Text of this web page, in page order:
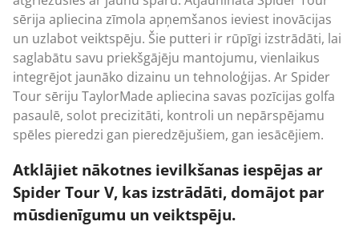
sērija apliecina zīmola apņemšanos ieviest inovācijas
un uzlabot veiktspēju. Šie putteri ir rūpīgi izstrādāti, lai
saglabātu savu priekšgājēju mantojumu, vienlaikus
integrējot jaunāko dizainu un tehnoloģijas. Ar Spider
Tour sēriju TaylorMade apliecina savas pozīcijas golfa
pasaulē, solot precizitāti, kontroli un nepārspējamu
spēles pieredzi gan pieredzējušiem, gan iesācējiem.
Atklājiet nākotnes ievilkšanas iespējas ar
Spider Tour V, kas izstrādāti, domājot par
mūsdienīgumu un veiktspēju.